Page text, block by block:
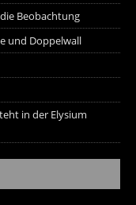
Beobachtung
und Doppelwall
in der Elysium